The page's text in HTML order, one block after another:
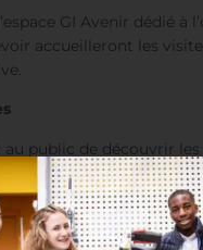
GI Avenir dédié à
accueilleront les
au public de découvrir
inviteront les visiteurs
parisiens. Un atelier
virtuelle qui le
présenteront